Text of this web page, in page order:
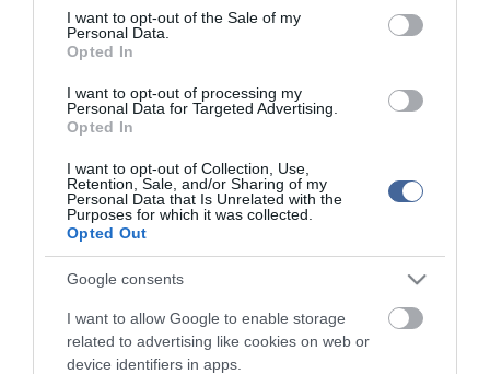
consent section.
I want to opt-out of the Sale of my
Personal Data.
Opted In
I want to opt-out of processing my
Personal Data for Targeted Advertising.
Opted In
I want to opt-out of Collection, Use,
Retention, Sale, and/or Sharing of my
Personal Data that Is Unrelated with the
Purposes for which it was collected.
Opted Out
Google consents
I want to allow Google to enable storage
related to advertising like cookies on web or
device identifiers in apps.
Az AIDS-betegek többsége nem részesül orvosi kezelésben
Figyelem! A cikkhez hozzáfűzött hozzászólások nem a
tükrözik. A szerkesztőség mindössze a hírek publikációjával foglalkozik, a
kommenteket nem tudja befolyásolni - azok az olvasók személyes véleményét
tartalmazzák.
Kérjük, kulturáltan, mások személyiségi jogainak és jó hírnevének tiszteletben
tartásával kommenteljenek!
ma.hu legfrissebb hírei:
Saját életét is kockára tette a magyar erdész, hogy